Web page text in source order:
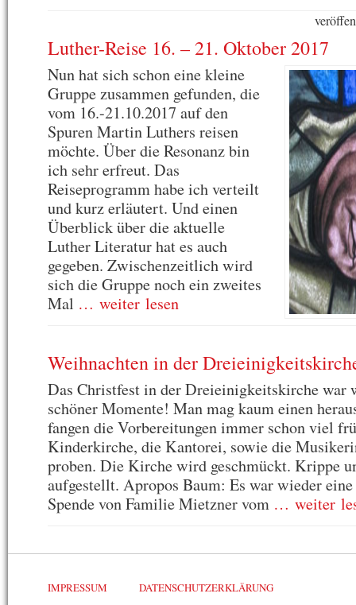
Luther-Reise 16. – 21. Oktober 2017
Nun hat sich schon eine kleine
Gruppe zusammen gefunden, die
vom 16.-21.10.2017 auf den
Spuren Martin Luthers reisen
möchte. Über die Resonanz bin
ich sehr erfreut. Das
Reiseprogramm habe ich verteilt
und kurz erläutert. Und einen
Überblick über die aktuelle
Luther Literatur hat es auch
gegeben. Zwischenzeitlich wird
sich die Gruppe noch ein zweites
Mal … weiter lesen
Weihnachten in der
Das Christfest in der Dreieinigkeitskirche war
schöner Momente! Man mag kaum einen
fangen die Vorbereitungen immer schon viel
Kinderkirche, die Kantorei, sowie die
proben. Die Kirche wird geschmückt. Krippe
aufgestellt. Apropos Baum: Es war wieder
Spende von Familie Mietzner vom … weiter
IMPRESSUM DATENSCHUTZERKLÄRUNG